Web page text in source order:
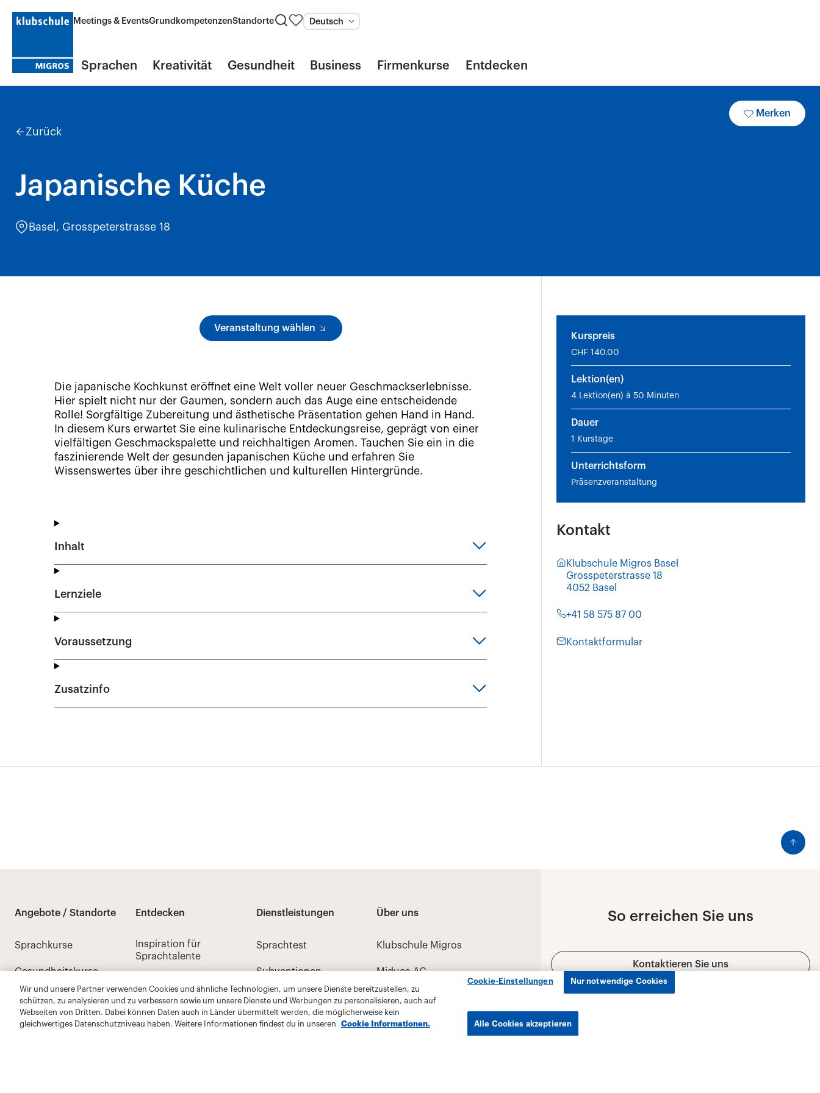
Wir und unsere Partner verwenden Cookies und ähnliche Technologien, um unsere Dienste bereitzustellen, zu
schützen, zu analysieren und zu verbessern sowie um unsere Dienste und Werbungen zu personalisieren, auch auf
Webseiten von Dritten. Dabei können Daten auch in Länder übermittelt werden, die möglicherweise kein
gleichwertiges Datenschutzniveau haben. Weitere Informationen findest du in unseren
Cookie Informationen.
Cookie-Einstellungen Nur notwendige Cookies
Alle Cookies akzeptieren